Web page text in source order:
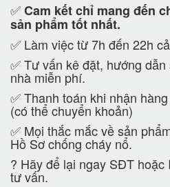
✅Cam kếtchỉ mang đến
sản phẩm tốt nhất.
✅ Làm việc từ 7h đến 22h
✅ Tư vấn kê đặt, hướng
nhà miễn phí.
✅ Thanh toán khi nhận
(có thể chuyển khoản)
✅ Mọi thắc mắc về sản
Hồ Sơ chống cháy nổ.
? Hãy để lại ngay SĐT
tư vấn.